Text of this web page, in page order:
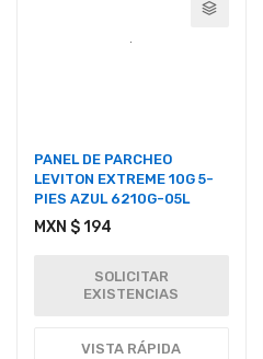
PANEL DE PARCHEO
LEVITON EXTREME 10G 5-
PIES AZUL 6210G-05L
MXN $ 194
SOLICITAR
EXISTENCIAS
VISTA RÁPIDA